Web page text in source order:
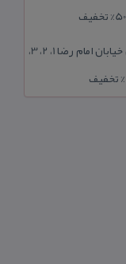
هتل آپارتمان خیابان امام رضا 1، 2، 3،